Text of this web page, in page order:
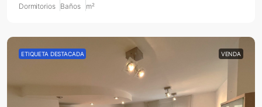
Dormitorios Baños m²
ETIQUETA DESTACADA VENDA